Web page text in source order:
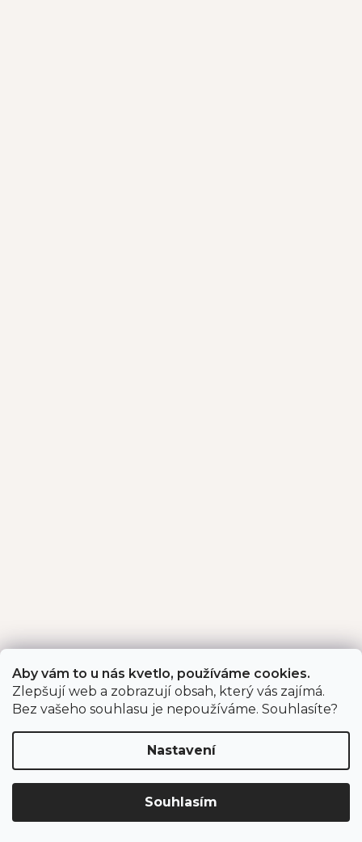
Aby vám to u nás kvetlo, používáme cookies.
Zlepšují web a zobrazují obsah, který vás zajímá.
Bez vašeho souhlasu je nepoužíváme. Souhlasíte?
Nastavení
Souhlasím